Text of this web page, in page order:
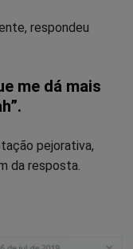
respondeu
me dá mais
pejorativa,
da resposta.